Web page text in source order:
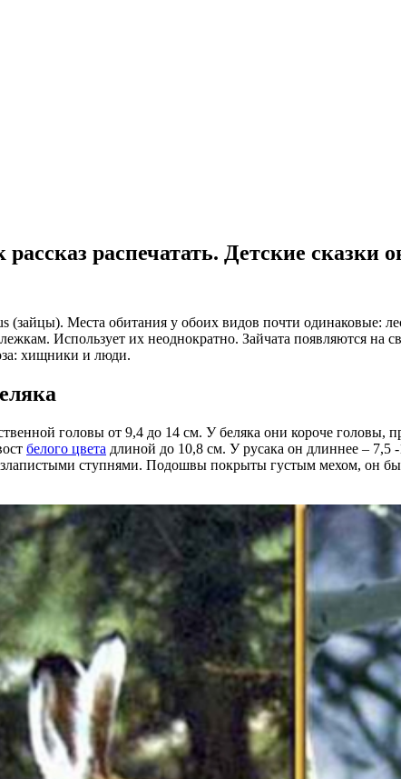
распечатать. Детские сказки
(зайцы). Места обитания у обоих видов почти одинаковые:
Использует их неоднократно. Зайчата появляются на
хищники и люди.
головы от 9,4 до 14 см. У беляка они короче
белого цвета длиной до 10,8 см. У русака он длиннее –
ступнями. Подошвы покрыты густым мехом, он